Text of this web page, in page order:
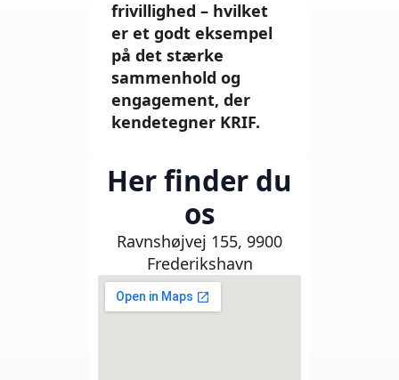
frivillighed – hvilket
er et godt eksempel
på det stærke
sammenhold og
engagement, der
kendetegner KRIF.
Her finder du
os
Ravnshøjvej 155, 9900
Frederikshavn